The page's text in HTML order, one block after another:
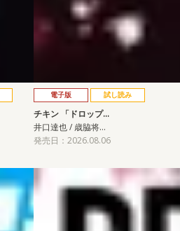
電子版 試し読み
チキン 「ドロップ…
井口達也 / 歳脇将…
発売日：2026.08.06